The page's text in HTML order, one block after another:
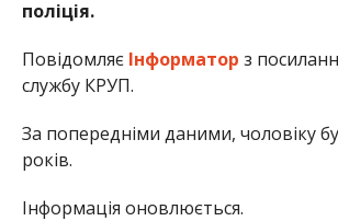
поліція.
Повідомляє Інформатор з
службу КРУП.
За попередніми даними, чоловіку
років.
Інформація оновлюється.